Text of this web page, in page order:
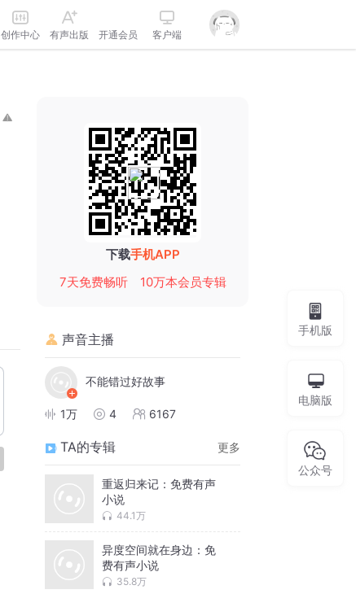
创作中心 有声出版 开通会员 客户端
下载手机APP
7天免费畅听
10万本会员专辑
声音主播
不能错过好故事
1万 4 6167
TA的专辑 更多
重返归来记：免费有声
小说
44.1万
异度空间就在身边：免
费有声小说
35.8万
手机版
电脑版
公众号